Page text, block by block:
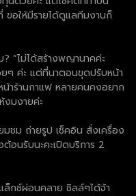
ขอให้มีรายได้ดูแลทีมงานก็
“ไม่ได้สร้างพญานาคค่ะ
ๆ ค่ะ แต่ที่นาตอนขุดปรับหน้า
น้าร้านกาแฟ หลายคนคงอยาก
งมงายค่ะ
ชม ถ่ายรูป เช็คอิน สั่งเครื่อง
อนรับนะคะเปิดบริการ 2
ล็กซ์ผ่อนคลาย ชิลล์ๆได้จ้า